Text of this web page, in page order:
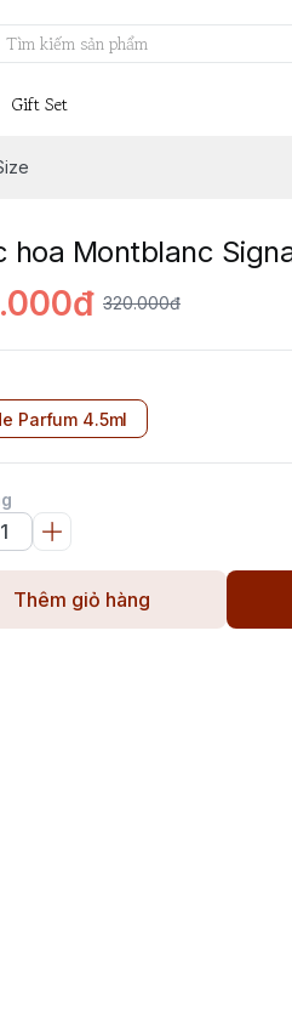
Gift Set
hoa Montblanc
320.000đ
Parfum 4.5ml
Thêm giỏ hàng